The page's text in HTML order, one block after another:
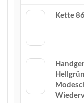
Kette 86